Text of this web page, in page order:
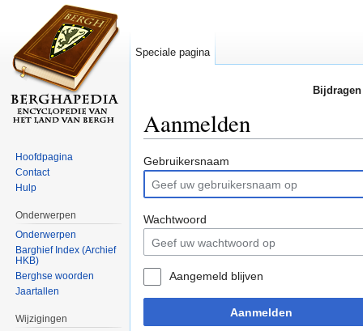
Aanmelden
Gebruikersnaam
Wachtwoord
Aangemeld blijven
Aanmelden
Speciale pagina
Hoofdpagina
Contact
Hulp
Onderwerpen
Onderwerpen
Barghief Index (Archief
HKB)
Berghse woorden
Jaartallen
Wijzigingen